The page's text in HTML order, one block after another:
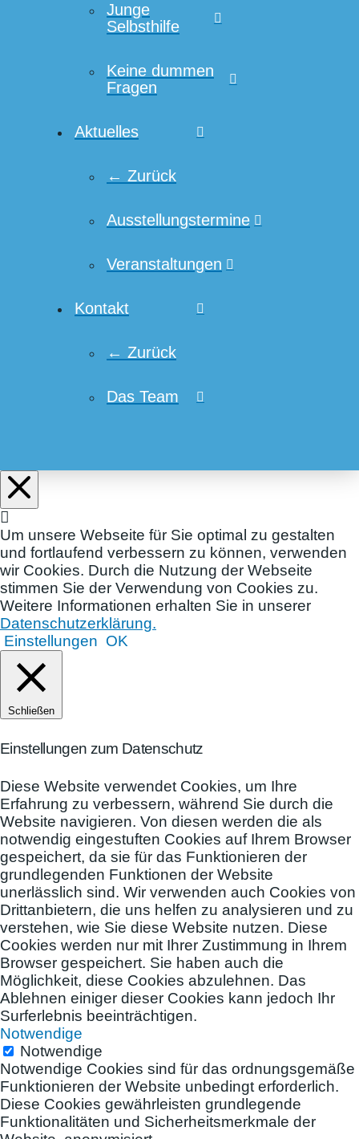
Junge
Selbsthilfe
Keine dummen
Fragen
Aktuelles
← Zurück
Ausstellungstermine
Veranstaltungen
Kontakt
← Zurück
Das Team
Um unsere Webseite für Sie optimal zu gestalten
und fortlaufend verbessern zu können, verwenden
wir Cookies. Durch die Nutzung der Webseite
stimmen Sie der Verwendung von Cookies zu.
Weitere Informationen erhalten Sie in unserer
Datenschutzerklärung.
Einstellungen OK
Schließen
Einstellungen zum Datenschutz
Diese Website verwendet Cookies, um Ihre
Erfahrung zu verbessern, während Sie durch die
Website navigieren. Von diesen werden die als
notwendig eingestuften Cookies auf Ihrem Browser
gespeichert, da sie für das Funktionieren der
grundlegenden Funktionen der Website
unerlässlich sind. Wir verwenden auch Cookies von
Drittanbietern, die uns helfen zu analysieren und zu
verstehen, wie Sie diese Website nutzen. Diese
Cookies werden nur mit Ihrer Zustimmung in Ihrem
Browser gespeichert. Sie haben auch die
Möglichkeit, diese Cookies abzulehnen. Das
Ablehnen einiger dieser Cookies kann jedoch Ihr
Surferlebnis beeinträchtigen.
Notwendige
Notwendige
Notwendige Cookies sind für das ordnungsgemäße
Funktionieren der Website unbedingt erforderlich.
Diese Cookies gewährleisten grundlegende
Funktionalitäten und Sicherheitsmerkmale der